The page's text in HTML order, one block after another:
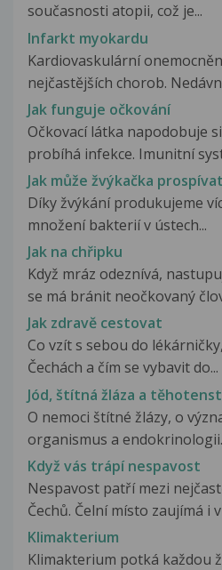
současnosti atopii, což je...
Infarkt myokardu
Kardiovaskulární
nejčastějších chorob.
Jak funguje očkování
Očkovací látka napodobuje
probíhá infekce. Imunitní
Jak může žvýkačka prospívat
Díky žvýkání produkujeme
množení bakterií v ústech...
Jak na chřipku
Když mráz odeznívá,
se má bránit neočkovaný
Jak zdravě cestovat
Co vzít s sebou do
Čechách a čím se vybavit do...
Jód, štítná žláza a
O nemoci štítné žlázy, o
organismus a
Když vás trápí nespavost
Nespavost patří mezi
Čechů. Čelní místo zaujímá i
Klimakterium
Klimakterium potká každou